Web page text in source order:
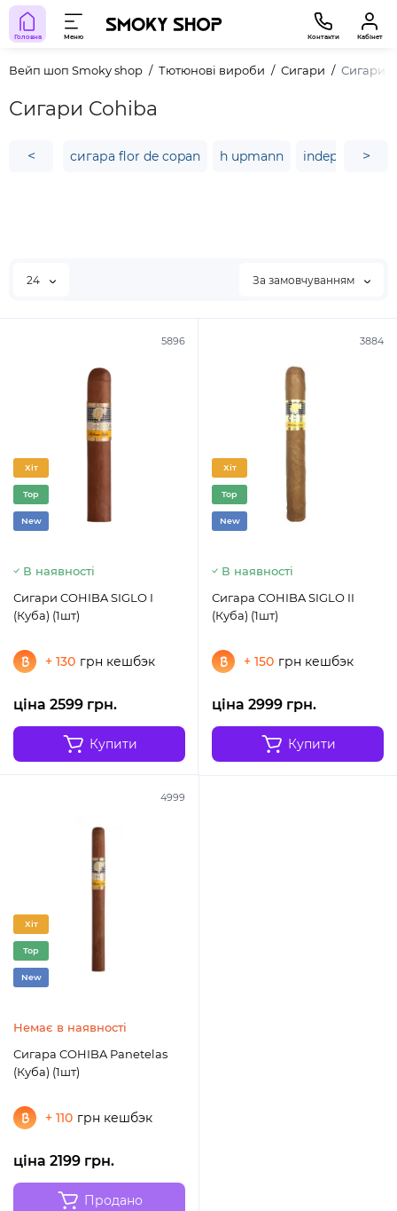
Головна Меню Контакти Кабінет
Вейп шоп Smoky shop Тютюнові вироби Сигари Сигари
Сигари Cohiba
< сигара flor de copan h upmann independence
>
24 За замовчуванням
5896
Хіт
Top
New
В наявності
Сигари COHIBA SIGLO I
(Куба) (1шт)
+ 130 грн кешбэк
ціна 2599 грн.
Купити
3884
Хіт
Top
New
В наявності
Сигара COHIBA SIGLO II
(Куба) (1шт)
+ 150 грн кешбэк
ціна 2999 грн.
Купити
4999
Хіт
Top
New
Немає в наявності
Сигара COHIBA Panetelas
(Куба) (1шт)
+ 110 грн кешбэк
ціна 2199 грн.
Продано